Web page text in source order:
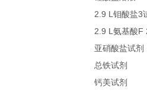
2.9 L 钼酸盐3
2.9 L 氨基酸F
亚硝酸盐试剂
总铁试剂
钙美试剂